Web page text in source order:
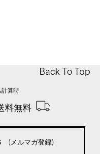
Back To Top
算時
料無料
(メルマガ登録)